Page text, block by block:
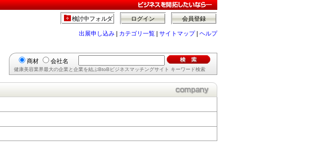
会員登録
ログイン
検討中フォルダ
出展申し込み カテゴリ一覧 サイトマップ| ヘルプ
商材 会社名
健康美容業界最大の企業と企業を結ぶBtoBビジネスマッチングサイト キーワード検索